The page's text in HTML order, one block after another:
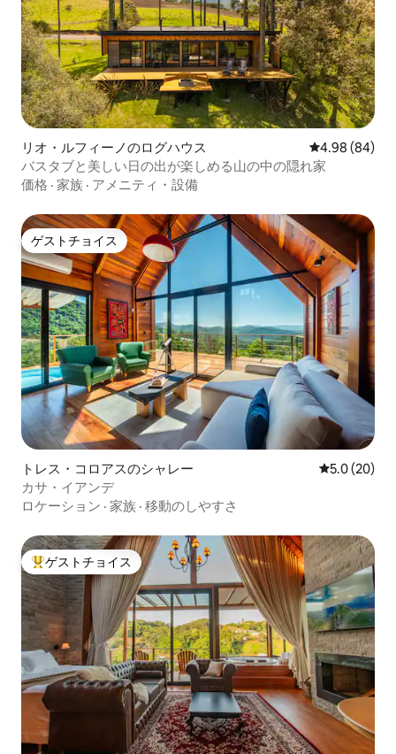
リオ・ルフィーノのログハウス レビュー84件
4.98 (84)
バスタブと美しい日の出が楽しめる山の中の隠れ家
価格 · 家族 · アメニティ・設備
ゲストチョイス
ゲストチョイス
トレス・コロアスのシャレー レビュー20
5.0 (20)
カサ・イアンデ
ロケーション · 家族 · 移動のしやすさ
大好評のゲストチョイスです。
ゲストチョイス